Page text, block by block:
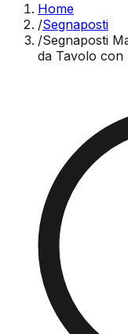
Home
/Segnaposti
/Segnaposti
da Tavolo con